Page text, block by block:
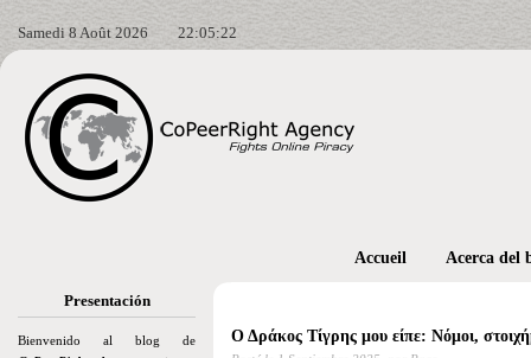
Samedi 8 Août 2026 22:05:23
Presentación
Bienvenido al blog de
Accueil Acerca del
Ο Δράκος Τίγρης μου είπε: Νόμοι,